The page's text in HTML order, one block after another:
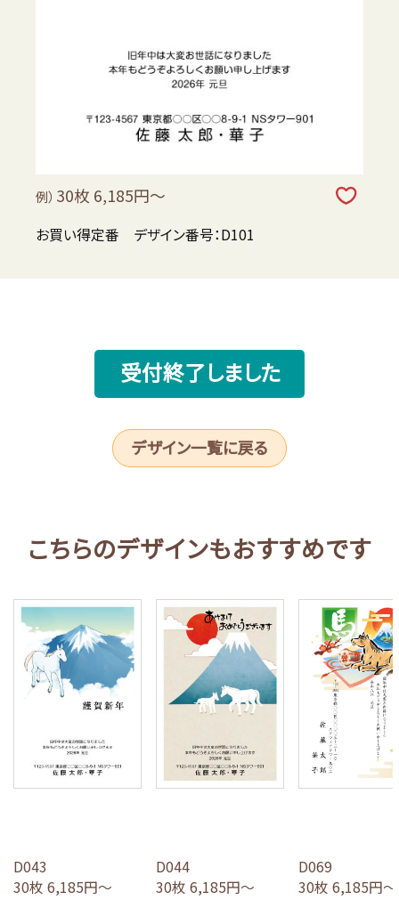
例） 30枚 6,185円～
お買い得定番 デザイン番号：D101
受付終了しました
デザイン一覧に戻る
こちらのデザインもおすすめです
D043
30枚 6,185円～
D044
30枚 6,185円～
D069
30枚 6,185円～